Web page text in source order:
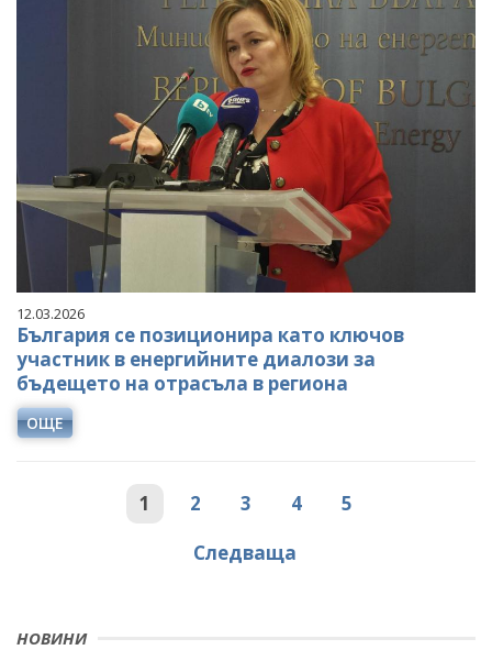
НОВИНИ
12.03.2026
България се позиционира като ключов
участник в енергийните диалози за
бъдещето на отрасъла в региона
ОЩЕ
1 2 3 4
5
Следваща